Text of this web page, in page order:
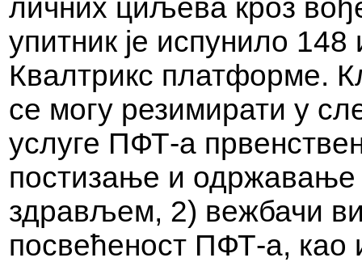
личних циљева кроз
упитник је испунило
Квалтрикс платформе.
се могу резимирати у
услуге ПФТ-а
постизање и
здрављем, 2) вежбачи
посвећеност ПФТ-а, као